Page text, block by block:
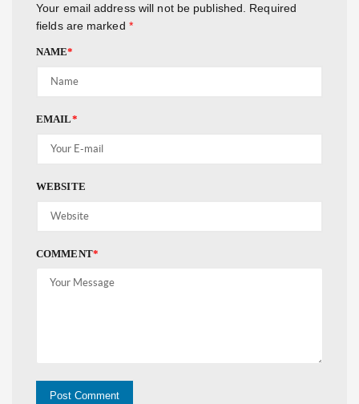
Your email address will not be published.
Required
fields are marked *
NAME*
EMAIL*
WEBSITE
COMMENT*